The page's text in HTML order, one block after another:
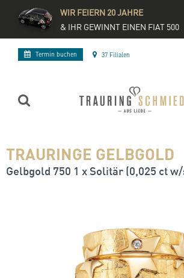
WIR FEIERN 20 JAHRE
& IHR GEWINNT EINEN FIAT 500
Termin buchen 37 Filialen
TRAURINGE GELBGOLD
Gelbgold 750 1 x Solitär (0,025 ct